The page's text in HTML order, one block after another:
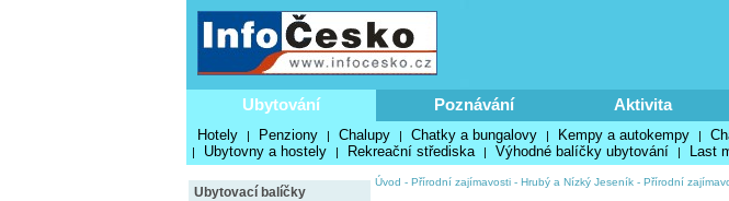
Ubytování Poznávání Aktivita
Hotely | Penziony | Chalupy | Chatky a bungalovy | Kempy a autokempy |
| Ubytovny a hostely | Rekreační střediska | Výhodné balíčky ubytování | Last
Ubytovací balíčky
Úvod - Přírodní zajímavosti- Hrubý a Nízký Jeseník- Přírodní